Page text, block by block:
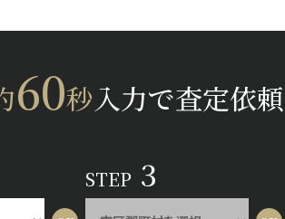
60秒入力で査定依頼
STEP 3